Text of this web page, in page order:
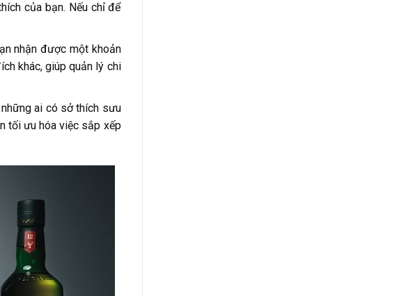
của bạn. Nếu chỉ để
nhận được một khoản
khác, giúp quản lý chi
ai có sở thích sưu
tối ưu hóa việc sắp xếp